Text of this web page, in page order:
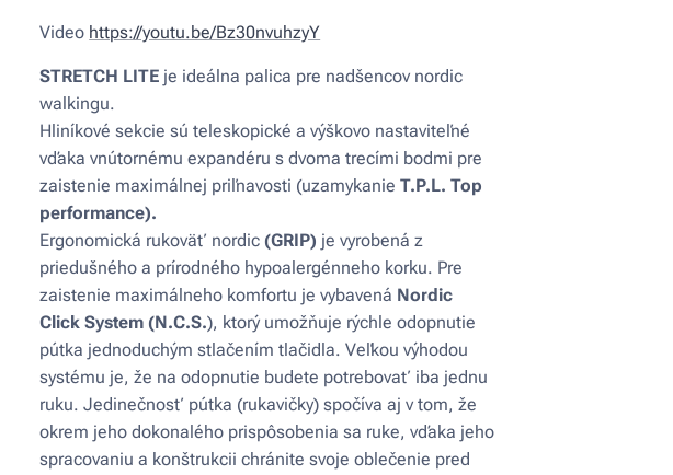
Video https://youtu.be/Bz30nvuhzyY
STRETCH LITE je ideálna palica pre nadšencov nordic
walkingu.
Hliníkové sekcie sú teleskopické a výškovo nastaviteľné
vďaka vnútornému expandéru s dvoma trecími bodmi pre
zaistenie maximálnej priľnavosti (uzamykanieT.P.L. Top
performance).
Ergonomická rukoväť nordic (GRIP) je vyrobená z
priedušného a prírodného hypoalergénneho korku. Pre
zaistenie maximálneho komfortu je vybavená Nordic
Click System (N.C.S.), ktorý umožňuje rýchle odopnutie
pútka jednoduchým stlačením tlačidla. Veľkou výhodou
systému je, že na odopnutie budete potrebovať iba jednu
ruku. Jedinečnosť pútka (rukavičky) spočíva aj v tom, že
okrem jeho dokonalého prispôsobenia sa ruke, vďaka jeho
spracovaniu a konštrukcii chránite svoje oblečenie pred